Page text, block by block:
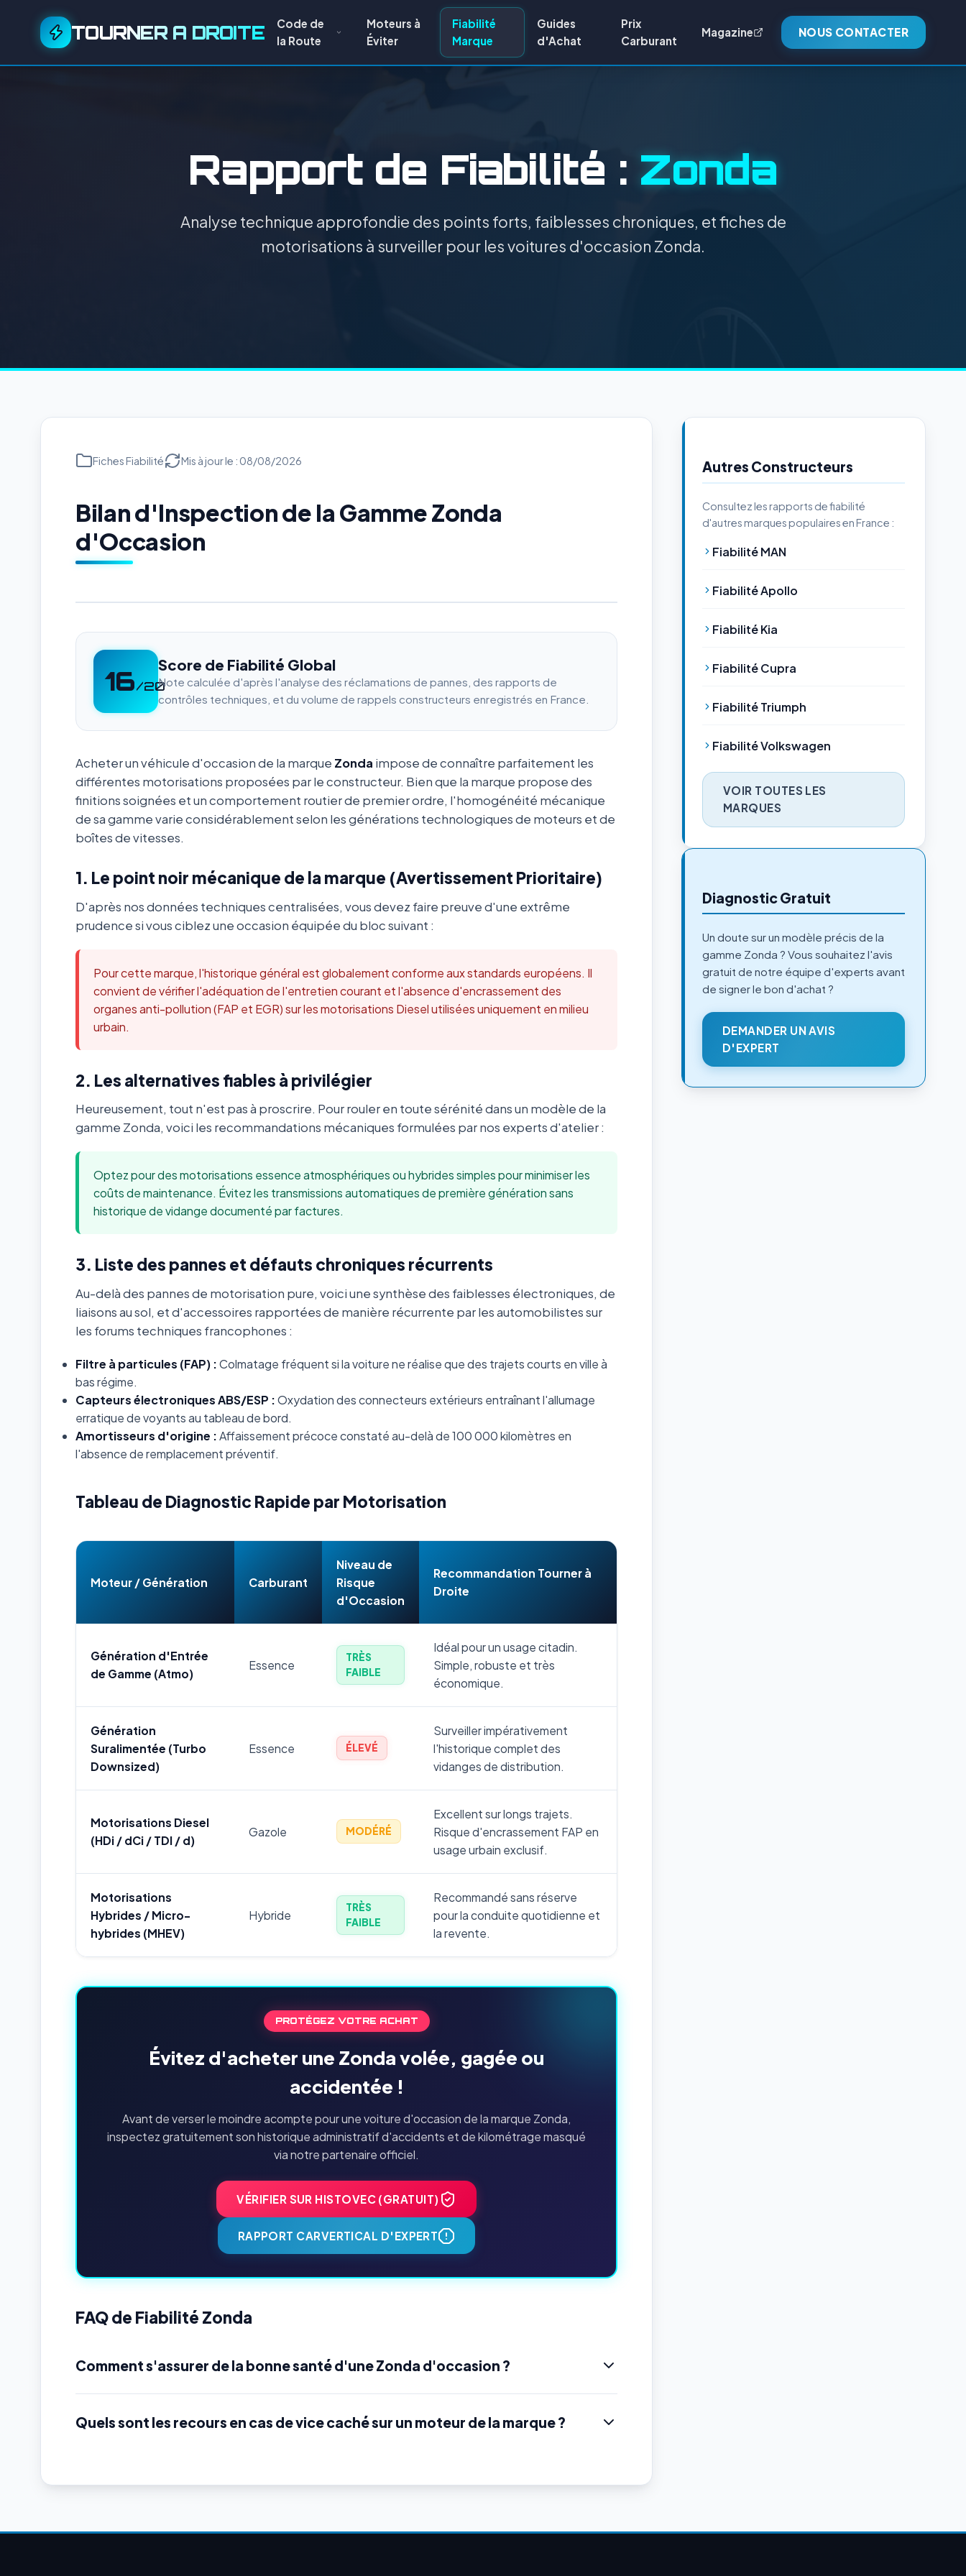
TOURNER A DROITE
Code de
la Route
Moteurs à
Éviter
Fiabilité
Marque
Guides
d'Achat
Prix
Carburant
Magazine NOUS CONTACTER
Rapport de Fiabilité : Zonda
Analyse technique approfondie des points forts, faiblesses chroniques, et fiches de
motorisations à surveiller pour les voitures d'occasion Zonda.
Fiches Fiabilité Mis à jour le : 08/08/2026
Bilan d'Inspection de la Gamme Zonda
d'Occasion
16/20
Score de Fiabilité Global
Note calculée d'après l'analyse des réclamations de pannes, des rapports de
contrôles techniques, et du volume de rappels constructeurs enregistrés en France.
Acheter un véhicule d'occasion de la marque Zonda impose de connaître parfaitement les
différentes motorisations proposées par le constructeur. Bien que la marque propose des
finitions soignées et un comportement routier de premier ordre, l'homogénéité mécanique
de sa gamme varie considérablement selon les générations technologiques de moteurs et de
boîtes de vitesses.
1. Le point noir mécanique de la marque (Avertissement Prioritaire)
D'après nos données techniques centralisées, vous devez faire preuve d'une extrême
prudence si vous ciblez une occasion équipée du bloc suivant :
Pour cette marque, l'historique général est globalement conforme aux standards européens. Il
convient de vérifier l'adéquation de l'entretien courant et l'absence d'encrassement des
organes anti-pollution (FAP et EGR) sur les motorisations Diesel utilisées uniquement en milieu
urbain.
2. Les alternatives fiables à privilégier
Heureusement, tout n'est pas à proscrire. Pour rouler en toute sérénité dans un modèle de la
gamme Zonda, voici les recommandations mécaniques formulées par nos experts d'atelier :
Optez pour des motorisations essence atmosphériques ou hybrides simples pour minimiser les
coûts de maintenance. Évitez les transmissions automatiques de première génération sans
historique de vidange documenté par factures.
3. Liste des pannes et défauts chroniques récurrents
Au-delà des pannes de motorisation pure, voici une synthèse des faiblesses électroniques, de
liaisons au sol, et d'accessoires rapportées de manière récurrente par les automobilistes sur
les forums techniques francophones :
Filtre à particules (FAP) :Colmatage fréquent si la voiture ne réalise que des trajets courts en ville à
bas régime.
Capteurs électroniques ABS/ESP :Oxydation des connecteurs extérieurs entraînant l'allumage
erratique de voyants au tableau de bord.
Amortisseurs d'origine :Affaissement précoce constaté au-delà de 100 000 kilomètres en
l'absence de remplacement préventif.
Tableau de Diagnostic Rapide par Motorisation
Moteur / Génération Carburant
Niveau de
Risque
d'Occasion
Recommandation Tourner à
Droite
Génération d'Entrée
de Gamme (Atmo)
Essence
TRÈS
FAIBLE
Idéal pour un usage citadin.
Simple, robuste et très
économique.
Génération
Suralimentée (Turbo
Downsized)
Essence ÉLEVÉ
Surveiller impérativement
l'historique complet des
vidanges de distribution.
Motorisations Diesel
(HDi / dCi / TDI / d)
Gazole MODÉRÉ
Excellent sur longs trajets.
Risque d'encrassement FAP en
usage urbain exclusif.
Motorisations
Hybrides / Micro-
hybrides (MHEV)
Hybride
TRÈS
FAIBLE
Recommandé sans réserve
pour la conduite quotidienne et
la revente.
PROTÉGEZ VOTRE ACHAT
Évitez d'acheter une Zonda volée, gagée ou
accidentée !
Avant de verser le moindre acompte pour une voiture d'occasion de la marque Zonda,
inspectez gratuitement son historique administratif d'accidents et de kilométrage masqué
via notre partenaire officiel.
VÉRIFIER SUR HISTOVEC (GRATUIT)
RAPPORT CARVERTICAL D'EXPERT
FAQ de Fiabilité Zonda
Comment s'assurer de la bonne santé d'une Zonda d'occasion ?
Quels sont les recours en cas de vice caché sur un moteur de la marque ?
Autres Constructeurs
Consultez les rapports de fiabilité
d'autres marques populaires en France :
Fiabilité MAN
Fiabilité Apollo
Fiabilité Kia
Fiabilité Cupra
Fiabilité Triumph
Fiabilité Volkswagen
VOIR TOUTES LES
MARQUES
Diagnostic Gratuit
Un doute sur un modèle précis de la
gamme Zonda ? Vous souhaitez l'avis
gratuit de notre équipe d'experts avant
de signer le bon d'achat ?
DEMANDER UN AVIS
D'EXPERT